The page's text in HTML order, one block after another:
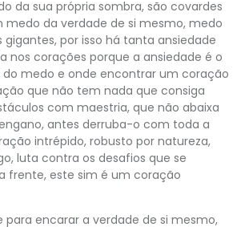
da sua própria sombra, são covardes
medo da verdade de si mesmo, medo
por isso há tanta ansiedade
nos corações porque a ansiedade é o
medo e onde encontrar um coração
que não tem nada que consiga
com maestria, que não abaixa
antes derruba-o com toda a
intrépido, robusto por natureza,
luta contra os desafios que se
frente, este sim é um coração
para encarar a verdade de si mesmo,